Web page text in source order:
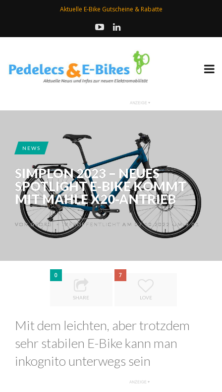
Aktuelle E-Bike Gutscheine & Rabatte
NEWS
SIMPLON 2023 – NEUES
SPOTLIGHT E-BIKE KOMMT
MIT MAHLE X20-ANTRIEB
VONGEORG • VERÖFFENTLICHT AM 07.10.2022 UM 9:01
0
SHARE
7
LOVE
Mit dem leichten, aber trotzdem
sehr stabilen E-Bike kann man
inkognito unterwegs sein